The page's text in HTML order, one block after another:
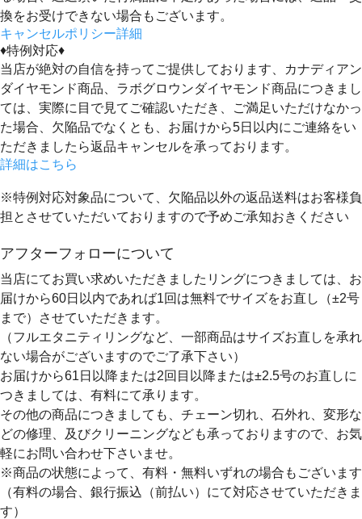
換をお受けできない場合もございます。
キャンセルポリシー詳細
♦特例対応♦
当店が絶対の自信を持ってご提供しております、カナディアン
ダイヤモンド商品、ラボグロウンダイヤモンド商品につきまし
ては、実際に目で見てご確認いただき、ご満足いただけなかっ
た場合、欠陥品でなくとも、 お届けから5日以内にご連絡をい
ただきましたら返品キャンセルを承っております。
詳細はこちら
※特例対応対象品について、欠陥品以外の返品送料はお客様負
担とさせていただいておりますので予めご承知おきください
アフターフォローについて
当店にてお買い求めいただきましたリングにつきましては、お
届けから60日以内であれば1回は無料でサイズをお直し（±2号
まで）させていただきます。
（フルエタニティリングなど、一部商品はサイズお直しを承れ
ない場合がございますのでご了承下さい）
お届けから61日以降または2回目以降または±2.5号のお直しに
つきましては、有料にて承ります。
その他の商品につきましても、チェーン切れ、石外れ、変形な
どの修理、及びクリーニングなども承っておりますので、お気
軽にお問い合わせ下さいませ。
※商品の状態によって、有料・無料いずれの場合もございます
（有料の場合、銀行振込（前払い）にて対応させていただきま
す）